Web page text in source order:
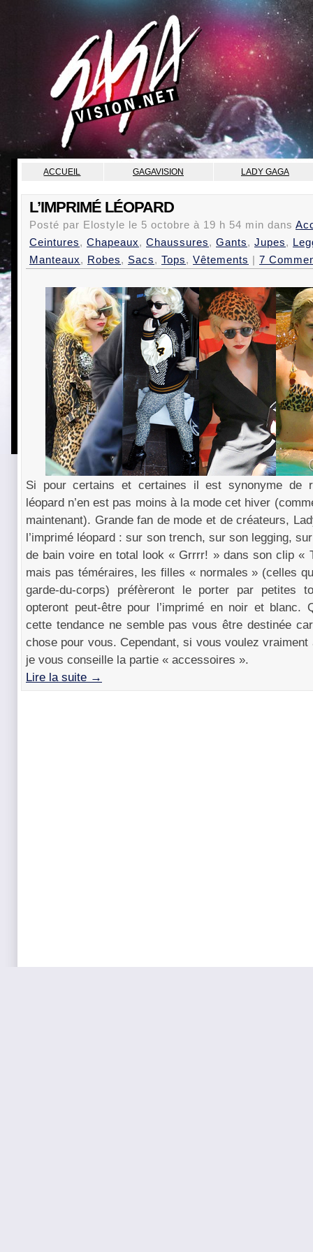
ACCUEIL GAGAVISION LADY GAGA
L’IMPRIMÉ LÉOPARD
Posté par Elostyle le 5 octobre à 19 h 54 min dans
Ceintures, Chapeaux, Chaussures, Gants, Jupes,
Manteaux, Robes, Sacs, Tops, Vêtements | 7
Si pour certains et certaines il est synonyme de
léopard n’en est pas moins à la mode cet hiver
maintenant). Grande fan de mode et de créateurs,
l’imprimé léopard : sur son trench, sur son legging,
de bain voire en total look « Grrrr! » dans son clip «
mais pas téméraires, les filles « normales » (celles
garde-du-corps) préfèreront le porter par petites
opteront peut-être pour l’imprimé en noir et blanc.
cette tendance ne semble pas vous être destinée
chose pour vous. Cependant, si vous voulez
je vous conseille la partie « accessoires ».
Lire la suite →